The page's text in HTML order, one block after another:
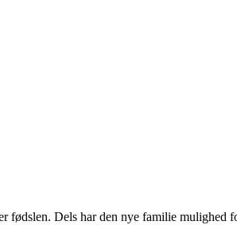
Dels har den nye familie mulighed